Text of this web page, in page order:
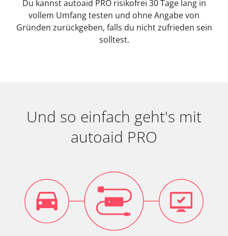
Du kannst autoaid PRO risikofrei 30 Tage lang in
vollem Umfang testen und ohne Angabe von
Gründen zurückgeben, falls du nicht zufrieden sein
solltest.
Und so einfach geht's mit
autoaid PRO